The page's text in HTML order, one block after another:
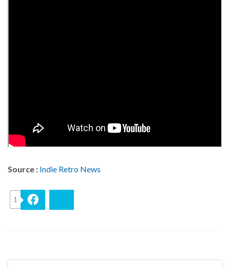
Source : Indie Retro News
1